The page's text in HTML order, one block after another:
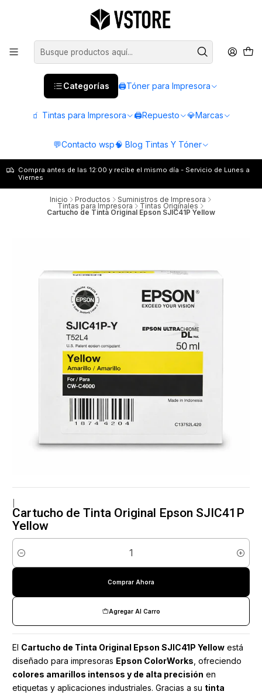
Categorías 🖨️Tóner para Impresora
🧃 Tintas para Impresora 🖨️Repuesto 💎Marcas
💬Contacto wsp🧠 Blog Tintas Y Tóner
Compra antes de las 12:00 y recibe el mismo día - Servicio de Lunes a
Viernes
Inicio Productos Suministros de Impresora
Tintas para Impresora Tintas Originales
Cartucho de Tinta Original Epson SJIC41P Yellow
Cartucho de Tinta Original Epson SJIC41P
Yellow
Cantidad
Agregar Al Carro
Comprar Ahora
El Cartucho de Tinta Original Epson SJIC41P Yellow está
diseñado para impresoras Epson ColorWorks , ofreciendo
colores amarillos intensos y de alta precisión en
etiquetas y aplicaciones industriales. Gracias a su tinta